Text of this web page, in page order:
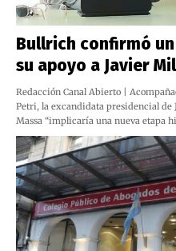
Bullrich confirmó
su apoyo a Javier
Redacción Canal Abierto |
Petri, la excandidata presidencial de
Massa “implicaría una nueva etapa